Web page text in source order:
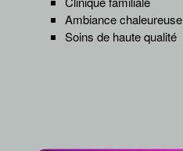
Ambiance chaleureuse
Soins de haute qualité